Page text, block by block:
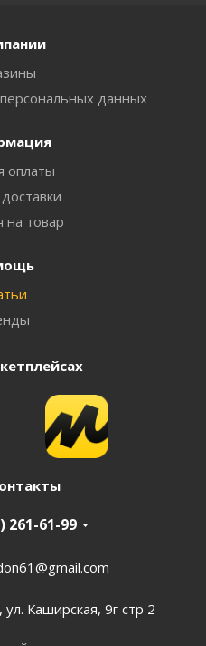
данных
оплаты
на товар
261-61-99
Каширская, 9г стр 2